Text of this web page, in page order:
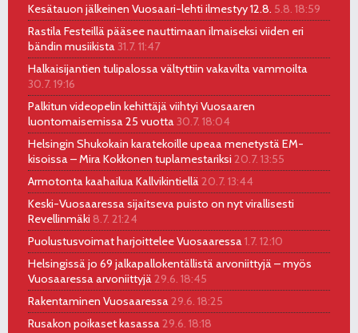
Kesätauon jälkeinen Vuosaari-lehti ilmestyy 12.8. 5.8. 18:59
Rastila Festeillä pääsee nauttimaan ilmaiseksi viiden eri
bändin musiikista31.7. 11:47
Halkaisijantien tulipalossa vältyttiin vakavilta vammoilta
30.7. 19:16
Palkitun videopelin kehittäjä viihtyi Vuosaaren
luontomaisemissa 25 vuotta30.7. 18:04
Helsingin Shukokain karatekoille upeaa menetystä EM-
kisoissa – Mira Kokkonen tuplamestariksi 20.7. 13:55
Armotonta kaahailua Kallvikintiellä20.7. 13:44
Keski-Vuosaaressa sijaitseva puisto on nyt virallisesti
Revellinmäki 8.7. 21:24
Puolustusvoimat harjoittelee Vuosaaressa1.7. 12:10
Helsingissä jo 69 jalkapallokentällistä arvoniittyjä – myös
Vuosaaressa arvoniittyjä29.6. 18:45
Rakentaminen Vuosaaressa29.6. 18:25
Rusakon poikaset kasassa29.6. 18:18